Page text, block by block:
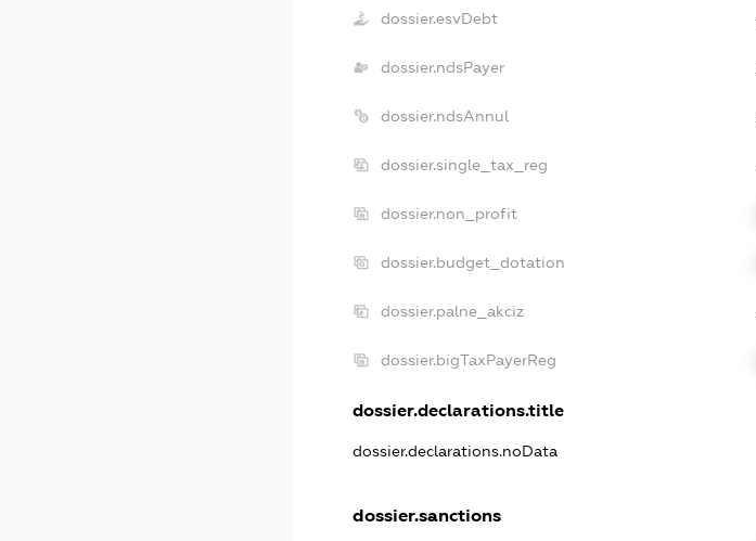
dossier.esvDebt
dossier.ndsPayer
dossier.ndsAnnul
dossier.single_tax_reg
dossier.non_profit
dossier.budget_dotation
dossier.palne_akciz
dossier.bigTaxPayerReg
dossier.declarations.title
dossier.declarations.noData
dossier.sanctions